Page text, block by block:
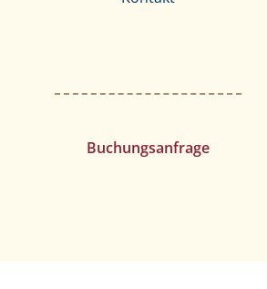
Buchungsanfrage